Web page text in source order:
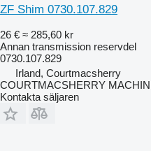
ZF Shim 0730.107.829
26 € ≈ 285,60 kr
Annan transmission reservdel
0730.107.829
Irland, Courtmacsherry
COURTMACSHERRY
Kontakta säljaren